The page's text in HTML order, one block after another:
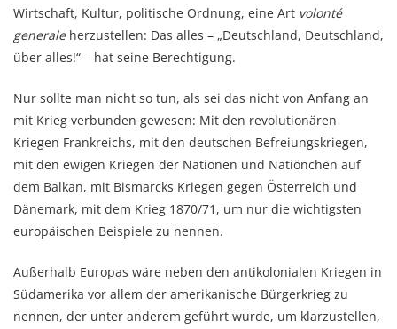
Wirtschaft, Kultur, politische Ordnung, eine Art volonté
generaleherzustellen: Das alles – „Deutschland, Deutschland,
über alles!“ – hat seine Berechtigung.
Nur sollte man nicht so tun, als sei das nicht von Anfang an
mit Krieg verbunden gewesen: Mit den revolutionären
Kriegen Frankreichs, mit den deutschen Befreiungskriegen,
mit den ewigen Kriegen der Nationen und Natiönchen auf
dem Balkan, mit Bismarcks Kriegen gegen Österreich und
Dänemark, mit dem Krieg 1870/71, um nur die wichtigsten
europäischen Beispiele zu nennen.
Außerhalb Europas wäre neben den antikolonialen Kriegen in
Südamerika vor allem der amerikanische Bürgerkrieg zu
nennen, der unter anderem geführt wurde, um klarzustellen,